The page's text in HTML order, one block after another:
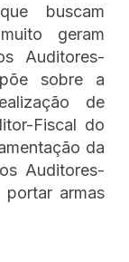
buscam
geram
Auditores-
sobre a
de
Fiscal do
da
Auditores-
armas